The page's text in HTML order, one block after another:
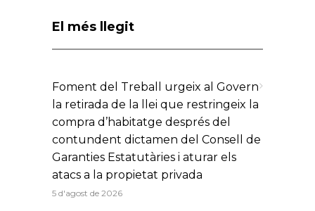
El més llegit
Foment del Treball urgeix al Govern
la retirada de la llei que restringeix la
compra d’habitatge després del
contundent dictamen del Consell de
Garanties Estatutàries i aturar els
atacs a la propietat privada
5 d'agost de 2026